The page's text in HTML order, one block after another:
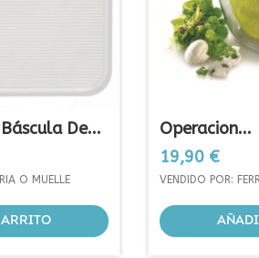
De...
O MUELLE
Operacion...
Precio
19,90 €
VENDIDO POR: